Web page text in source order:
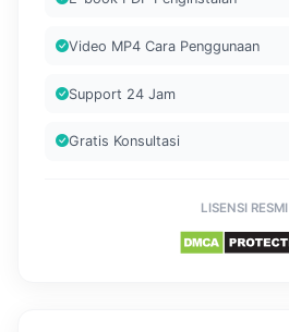
Video MP4 Cara Penggunaan
Support 24 Jam
Gratis Konsultasi
LISENSI RESMI